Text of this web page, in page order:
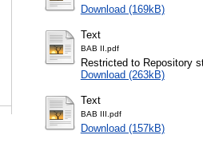
Download (169kB)
Text
BAB II.pdf
Restricted to Repository
Download (263kB)
Text
BAB III.pdf
Download (157kB)